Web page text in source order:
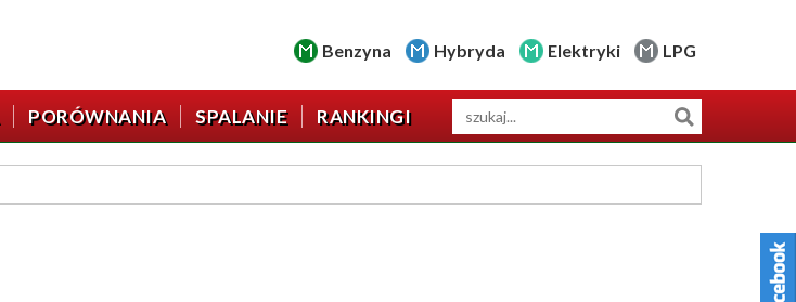
Benzyna Hybryda Elektryki LPG
PORÓWNANIA SPALANIE RANKINGI